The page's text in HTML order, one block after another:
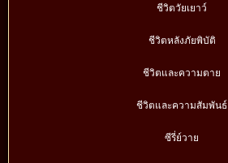
ชีวิตวัยเยาว์
ชีวิตหลังภัยพิบัติ
ชีวิตและความตาย
ชีวิตและความสัมพันธ์
ซีรี่ย์วาย